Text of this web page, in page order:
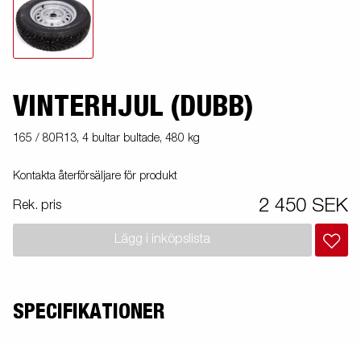
VINTERHJUL (DUBB)
165 / 80R13, 4 bultar bultade, 480 kg
Kontakta återförsäljare för produkt
Rek. pris 2 450 SEK
Lägg i inköpslista
SPECIFIKATIONER